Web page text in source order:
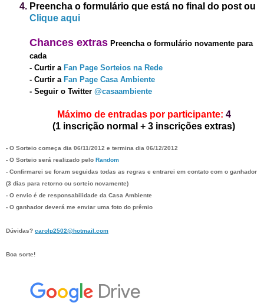
Preencha o formulário que está no final do post ou
Clique aqui
Chances extras Preencha o formulário novamente para
cada
- Curtir a Fan Page Sorteios na Rede
- Curtir a Fan Page Casa Ambiente
- Seguir o Twitter @casaambiente
Máximo de entradas por participante: 4
(1 inscrição normal + 3 inscrições extras)
- O Sorteio começa dia 06/11/2012 e termina dia 06/12/2012
- O Sorteio será realizado pelo Random
- Confirmarei se foram seguidas todas as regras e entrarei em contato com o ganhador
(3 dias para retorno ou sorteio novamente)
- O envio é de responsabilidade da Casa Ambiente
- O ganhador deverá me enviar uma foto do prêmio
Dúvidas? carolp2502@hotmail.com
Boa sorte!